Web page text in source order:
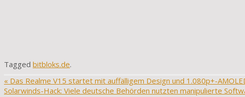
Tagged bitbloks.de.
« Das Realme V15 startet mit auffälligem Design und 1.080p+-
Solarwinds-Hack: Viele deutsche Behörden nutzten manipulierte